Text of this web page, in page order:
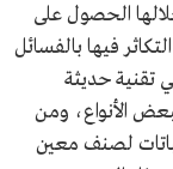
الحصول على
فيها بالفسائل
تقنية حديثة
الأنواع، ومن
لصنف معين